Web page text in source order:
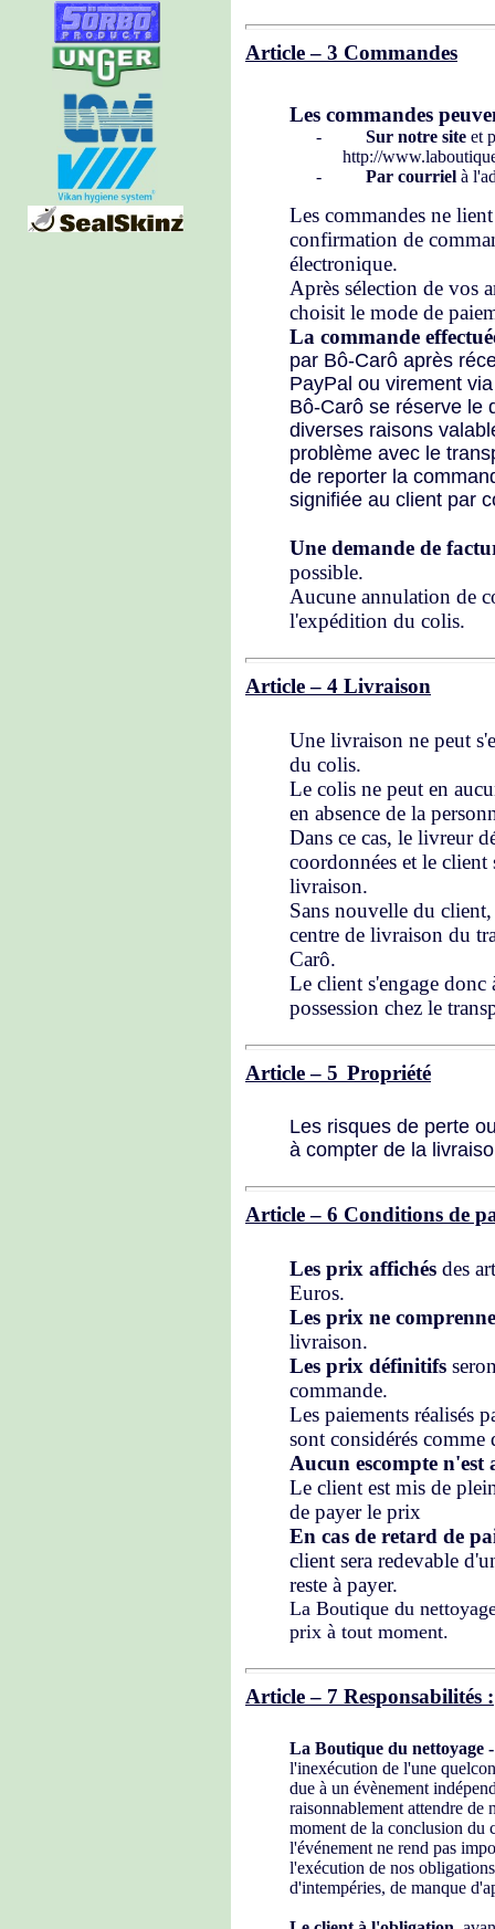
Article – 3 Commandes
Les commandes
- Sur notre site et
http://
-
Par courriel à
Les commandes ne
confirmation de
électronique.
Après sélection de vos
choisit le mode de
La commande
par Bô-Carô après
PayPal ou virement
Bô-Carô se réserve le
diverses raisons
problème avec le
de reporter la
signifiée au client par
Une demande de
possible.
Aucune annulation de
l'expédition du colis.
Article – 4 Livraison
Une livraison ne peut
du colis.
Le colis ne peut en
en absence de la
Dans ce cas, le livreur
coordonnées et le client
livraison.
Sans nouvelle du
centre de livraison du
Carô.
Le client s'engage donc
possession chez le
Article – 5 Propriété
Les risques de perte
à compter de la
Article – 6 Conditions de
Les prix affichés des
Euros.
Les prix ne
livraison.
Les prix définitifs
commande.
Les paiements réalisés
sont considérés comme
Aucun escompte n'est
Le client est mis de
de payer le prix
En cas de retard de
client sera redevable
reste à payer.
La Boutique du
prix à tout moment.
Article – 7 Responsabilités :
La Boutique du nettoyage
l'inexécution de l'une
due à un évènement
raisonnablement attendre de
moment de la conclusion du
l'événement ne rend pas
l'exécution de nos
d'intempéries, de manque